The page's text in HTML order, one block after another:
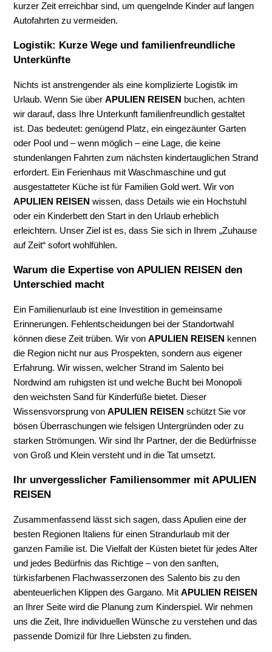
kurzer Zeit erreichbar sind, um quengelnde Kinder auf langen
Autofahrten zu vermeiden.
Logistik: Kurze Wege und familienfreundliche
Unterkünfte
Nichts ist anstrengender als eine komplizierte Logistik im
Urlaub. Wenn Sie überAPULIEN REISEN buchen, achten
wir darauf, dass Ihre Unterkunft familienfreundlich gestaltet
ist. Das bedeutet: genügend Platz, ein eingezäunter Garten
oder Pool und – wenn möglich – eine Lage, die keine
stundenlangen Fahrten zum nächsten kindertauglichen Strand
erfordert. Ein Ferienhaus mit Waschmaschine und gut
ausgestatteter Küche ist für Familien Gold wert. Wir von
APULIEN REISEN wissen, dass Details wie ein Hochstuhl
oder ein Kinderbett den Start in den Urlaub erheblich
erleichtern. Unser Ziel ist es, dass Sie sich in Ihrem „Zuhause
auf Zeit“ sofort wohlfühlen.
Warum die Expertise von APULIEN REISEN den
Unterschied macht
Ein Familienurlaub ist eine Investition in gemeinsame
Erinnerungen. Fehlentscheidungen bei der Standortwahl
können diese Zeit trüben. Wir vonAPULIEN REISEN kennen
die Region nicht nur aus Prospekten, sondern aus eigener
Erfahrung. Wir wissen, welcher Strand im Salento bei
Nordwind am ruhigsten ist und welche Bucht bei Monopoli
den weichsten Sand für Kinderfüße bietet. Dieser
Wissensvorsprung vonAPULIEN REISEN schützt Sie vor
bösen Überraschungen wie felsigen Untergründen oder zu
starken Strömungen. Wir sind Ihr Partner, der die Bedürfnisse
von Groß und Klein versteht und in die Tat umsetzt.
Ihr unvergesslicher Familiensommer mit APULIEN
REISEN
Zusammenfassend lässt sich sagen, dass Apulien eine der
besten Regionen Italiens für einen Strandurlaub mit der
ganzen Familie ist. Die Vielfalt der Küsten bietet für jedes Alter
und jedes Bedürfnis das Richtige – von den sanften,
türkisfarbenen Flachwasserzonen des Salento bis zu den
abenteuerlichen Klippen des Gargano. MitAPULIEN REISEN
an Ihrer Seite wird die Planung zum Kinderspiel. Wir nehmen
uns die Zeit, Ihre individuellen Wünsche zu verstehen und das
passende Domizil für Ihre Liebsten zu finden.